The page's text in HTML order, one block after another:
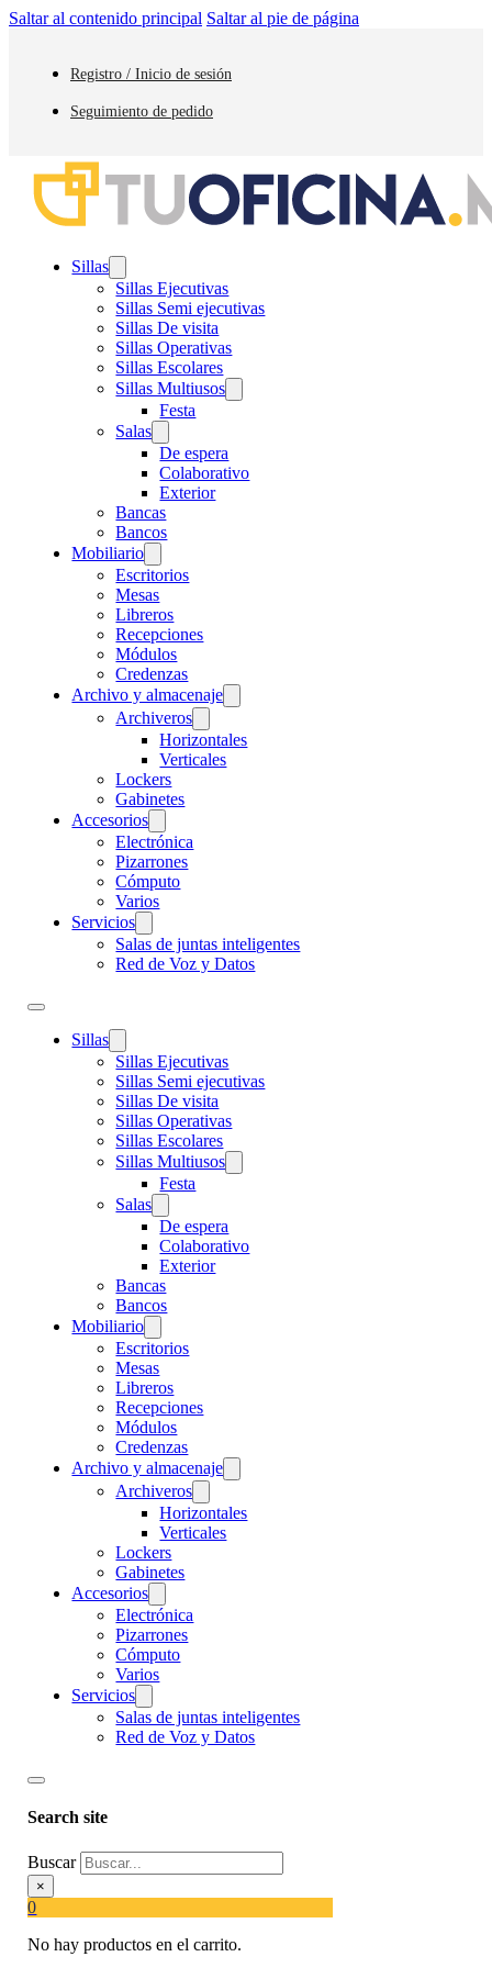
Saltar al contenido principal Saltar al pie de página
Registro / Inicio de sesión
Seguimiento de pedido
Sillas
Sillas Ejecutivas
Sillas Semi ejecutivas
Sillas De visita
Sillas Operativas
Sillas Escolares
Sillas Multiusos
Festa
Salas
De espera
Colaborativo
Exterior
Bancas
Bancos
Mobiliario
Escritorios
Mesas
Libreros
Recepciones
Módulos
Credenzas
Archivo y almacenaje
Archiveros
Horizontales
Verticales
Lockers
Gabinetes
Accesorios
Electrónica
Pizarrones
Cómputo
Varios
Servicios
Salas de juntas inteligentes
Red de Voz y Datos
Sillas
Sillas Ejecutivas
Sillas Semi ejecutivas
Sillas De visita
Sillas Operativas
Sillas Escolares
Sillas Multiusos
Festa
Salas
De espera
Colaborativo
Exterior
Bancas
Bancos
Mobiliario
Escritorios
Mesas
Libreros
Recepciones
Módulos
Credenzas
Archivo y almacenaje
Archiveros
Horizontales
Verticales
Lockers
Gabinetes
Accesorios
Electrónica
Pizarrones
Cómputo
Varios
Servicios
Salas de juntas inteligentes
Red de Voz y Datos
Search site
Buscar
×
0
No hay productos en el carrito.